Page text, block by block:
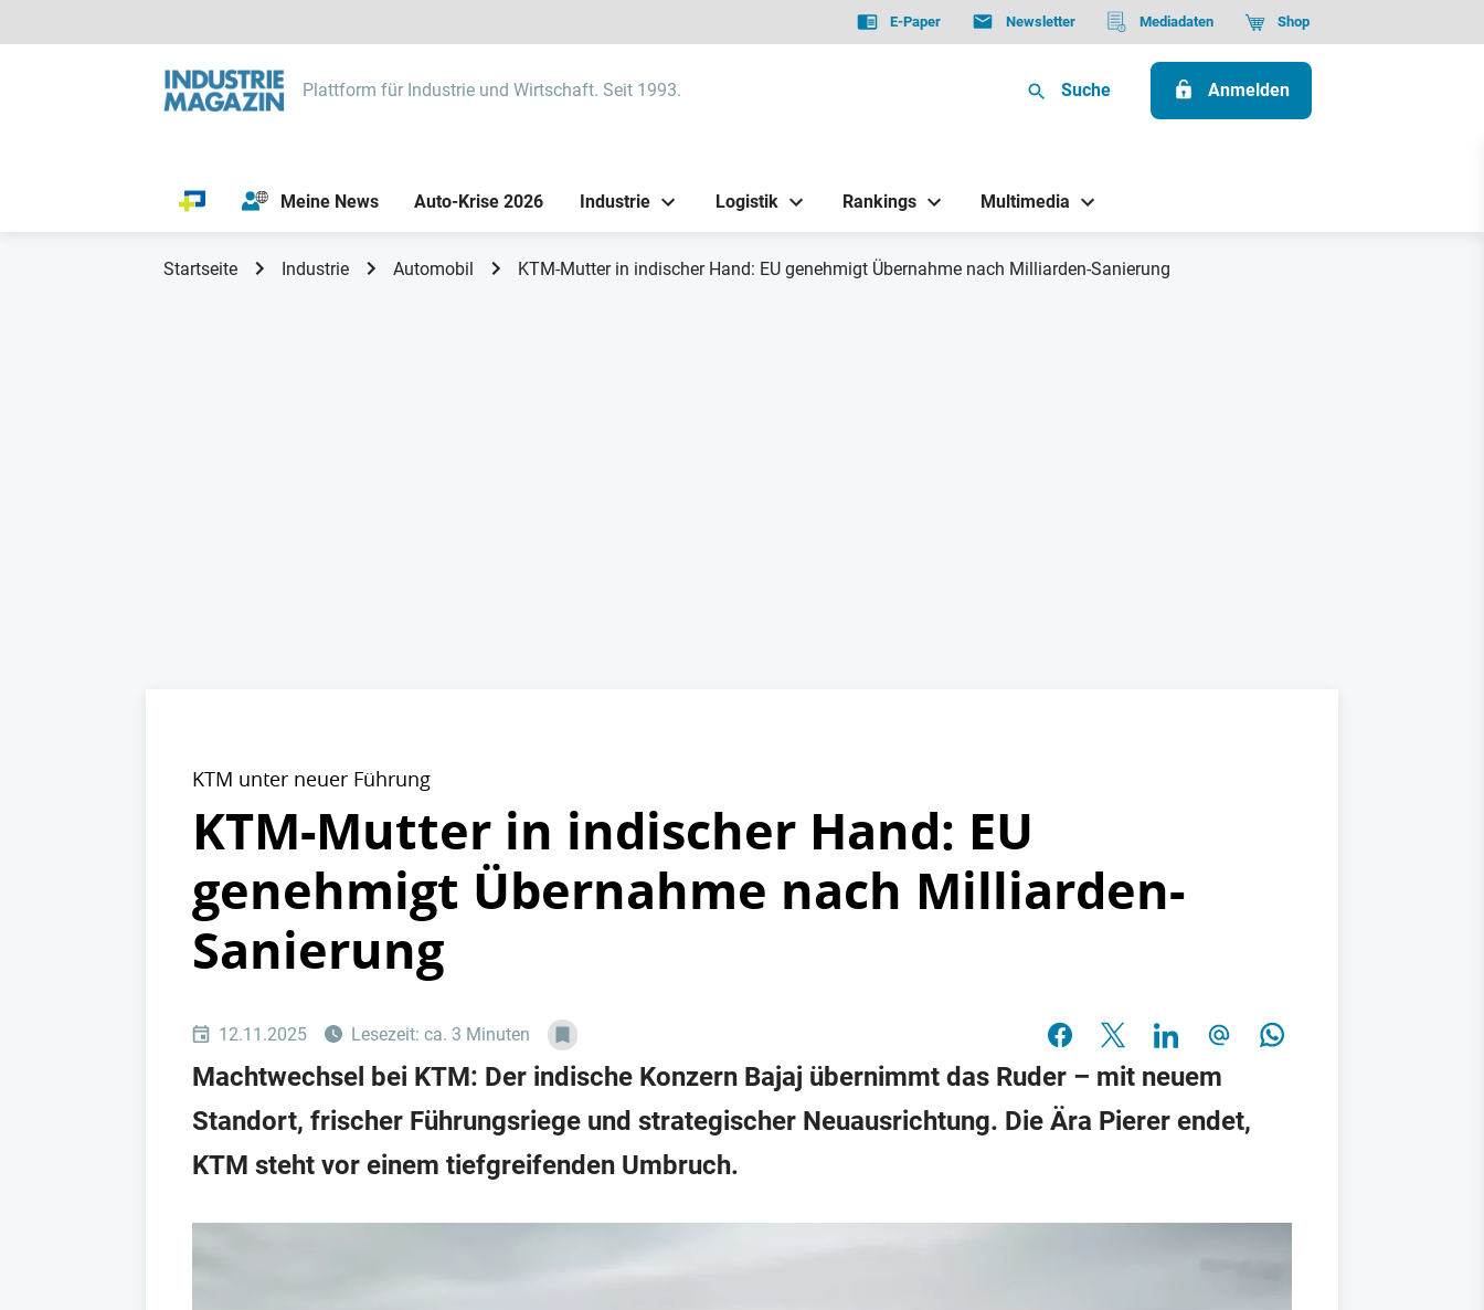
E-Paper Newsletter Mediadaten Shop
Plattform für Industrie und Wirtschaft. Seit 1993. Suche Anmelden
Meine News Auto-Krise 2026 Industrie Logistik Rankings Multimedia
Startseite Industrie Automobil KTM-Mutter in indischer Hand: EU genehmigt Übernahme nach Milliarden-Sanierung
KTM unter neuer Führung
KTM-Mutter in indischer Hand: EU
genehmigt Übernahme nach Milliarden-
Sanierung
12.11.2025 Lesezeit: ca. 3 Minuten
Machtwechsel bei KTM: Der indische Konzern Bajaj übernimmt das Ruder – mit neuem
Standort, frischer Führungsriege und strategischer Neuausrichtung. Die Ära Pierer endet,
KTM steht vor einem tiefgreifenden Umbruch.